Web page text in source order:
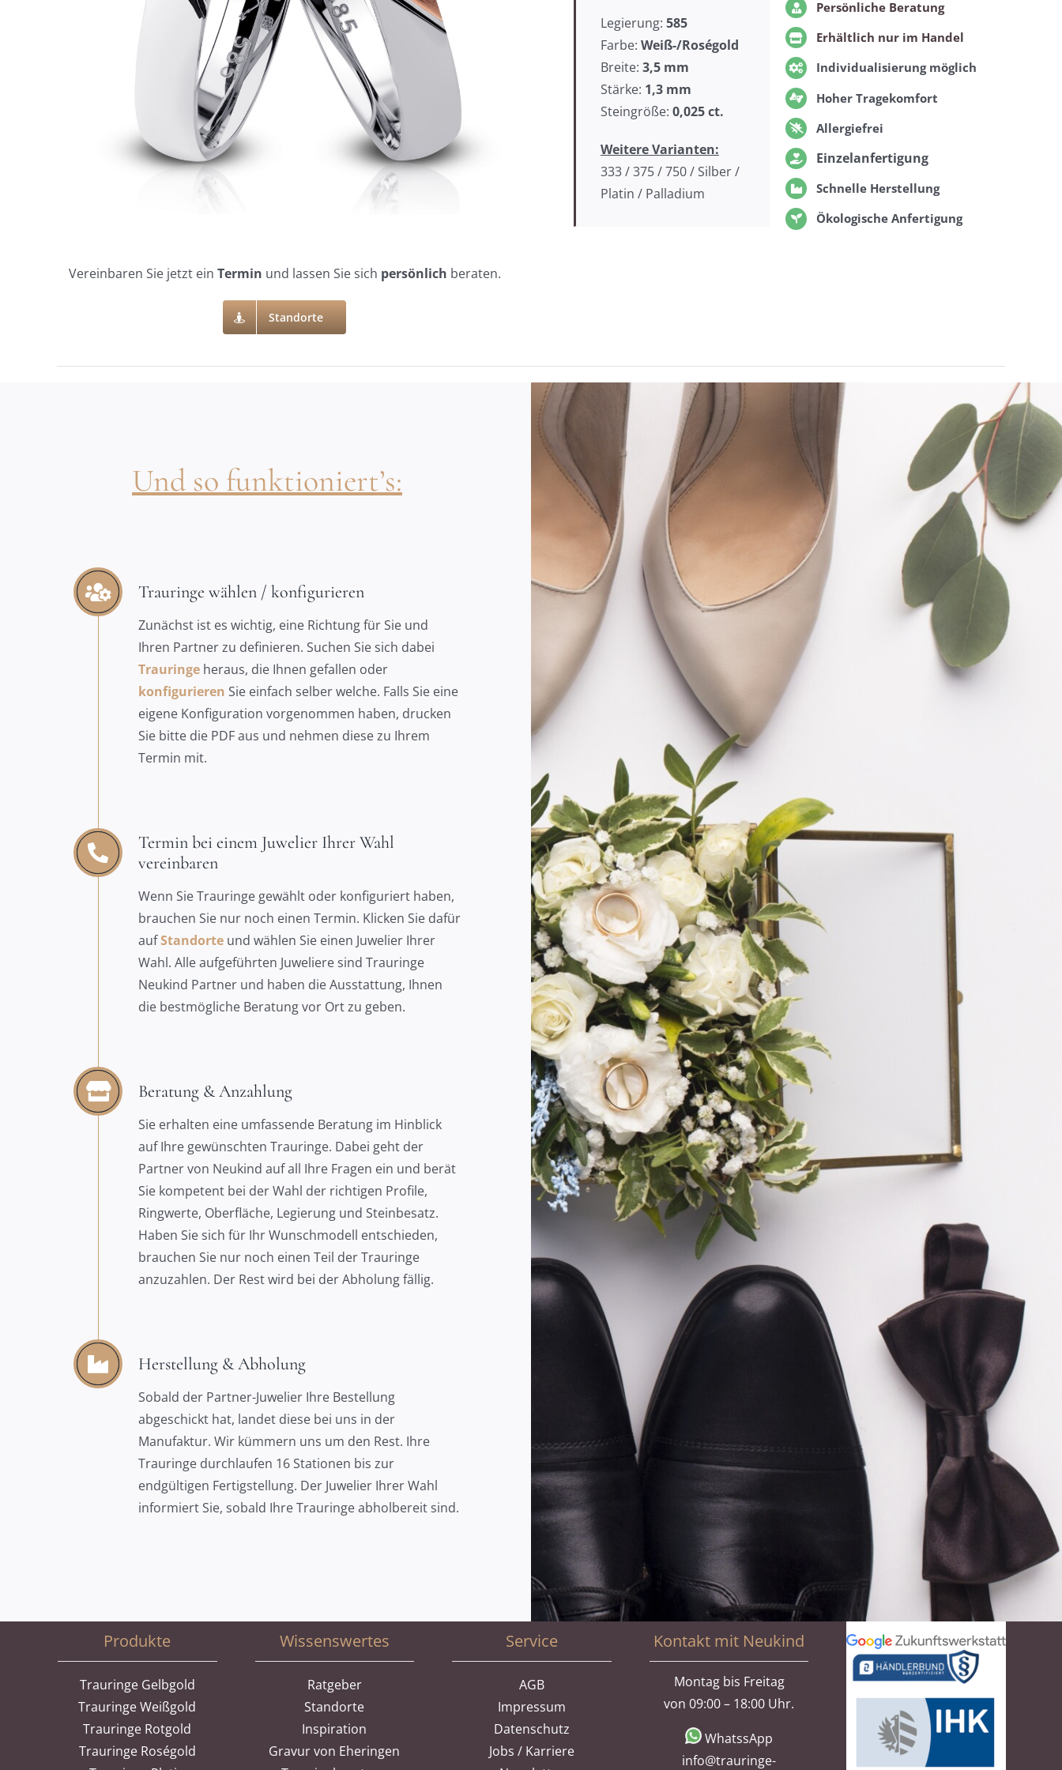
Vereinbaren Sie jetzt ein Termin und lassen Sie sich persönlich beraten.
Standorte
Legierung: 585
Farbe: Weiß-/Roségold
Breite: 3,5mm
Stärke: 1,3 mm
Steingröße: 0,025ct.
Weitere Varianten:
333 / 375 / 750 / Silber /
Platin / Palladium
Persönliche Beratung
Erhältlich nur im Handel
Individualisierung möglich
Hoher Tragekomfort
Allergiefrei
Einzelanfertigung
Schnelle Herstellung
Ökologische Anfertigung
Und so funktioniert’s:
Trauringe wählen / konfigurieren
Zunächst ist es wichtig, eine Richtung für Sie und
Ihren Partner zu definieren. Suchen Sie sich dabei
Trauringe heraus, die Ihnen gefallen oder
konfigurieren Sie einfach selber welche. Falls Sie eine
eigene Konfiguration vorgenommen haben, drucken
Sie bitte die PDF aus und nehmen diese zu Ihrem
Termin mit.
Termin bei einem Juwelier Ihrer Wahl
vereinbaren
Wenn Sie Trauringe gewählt oder konfiguriert haben,
brauchen Sie nur noch einen Termin. Klicken Sie dafür
aufStandorte und wählen Sie einen Juwelier Ihrer
Wahl. Alle aufgeführten Juweliere sind Trauringe
Neukind Partner und haben die Ausstattung, Ihnen
die bestmögliche Beratung vor Ort zu geben.
Beratung & Anzahlung
Sie erhalten eine umfassende Beratung im Hinblick
auf Ihre gewünschten Trauringe. Dabei geht der
Partner von Neukind auf all Ihre Fragen ein und berät
Sie kompetent bei der Wahl der richtigen Profile,
Ringwerte, Oberfläche, Legierung und Steinbesatz.
Haben Sie sich für Ihr Wunschmodell entschieden,
brauchen Sie nur noch einen Teil der Trauringe
anzuzahlen. Der Rest wird bei der Abholung fällig.
Herstellung & Abholung
Sobald der Partner-Juwelier Ihre Bestellung
abgeschickt hat, landet diese bei uns in der
Manufaktur. Wir kümmern uns um den Rest. Ihre
Trauringe durchlaufen 16 Stationen bis zur
endgültigen Fertigstellung. Der Juwelier Ihrer Wahl
informiert Sie, sobald Ihre Trauringe abholbereit sind.
Produkte
Trauringe Gelbgold
Trauringe Weißgold
Trauringe Rotgold
Trauringe Roségold
Wissenswertes
Ratgeber
Standorte
Inspiration
Gravur von Eheringen
Service
AGB
Impressum
Datenschutz
Jobs / Karriere
Kontakt mit Neukind
Montag bis Freitag
von 09:00 – 18:00 Uhr.
WhatssApp
info@trauringe-